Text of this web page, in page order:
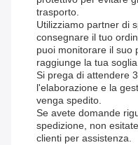
trasporto.
Utilizziamo partner di
consegnare il tuo
puoi monitorare il suo
raggiunge la tua
Si prega di attendere
l'elaborazione e la
venga spedito.
Se avete domande
spedizione, non
clienti per assistenza.